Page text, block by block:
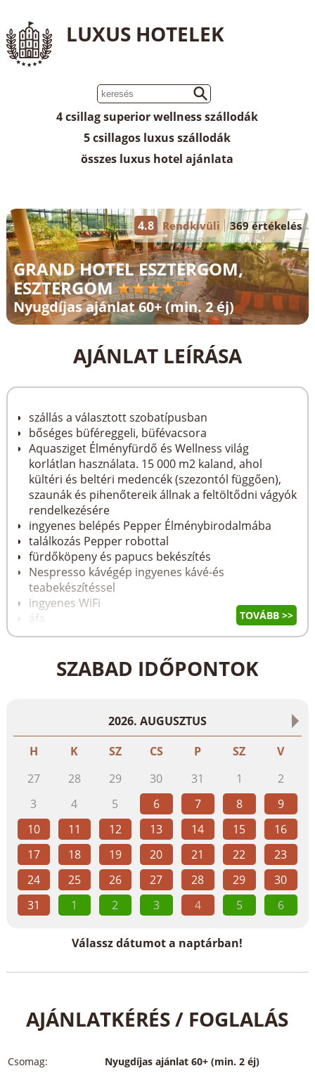
LUXUS HOTELEK
4 csillag superior wellness szállodák
5 csillagos luxus szállodák
összes luxus hotel ajánlata
GRAND HOTEL ESZTERGOM,
ESZTERGOM
Nyugdíjas ajánlat 60+ (min. 2 éj)
4.8 Rendkívüli 369 értékelés
AJÁNLAT LEÍRÁSA
szállás a választott szobatípusban
bőséges büféreggeli, büfévacsora
Aquasziget Élményfürdő és Wellness világ
korlátlan használata. 15 000 m2 kaland, ahol
kültéri és beltéri medencék (szezontól függően),
szaunák és pihenőtereik állnak a feltöltődni vágyók
rendelkezésére
ingyenes belépés Pepper Élménybirodalmába
találkozás Pepper robottal
fürdőköpeny és papucs bekészítés
Nespresso kávégép ingyenes kávé-és
teabekészítéssel
ingyenes WiFi
áfa
ingyenes parkolás zárt garázsban
TOVÁBB >>
SZABAD IDŐPONTOK
2026. AUGUSZTUS
H
K SZ CS P SZ
V
27
28 29 30 31 1
2
3
4 5 6 7 8
9
10
11 12 13 14 15
16
17
18 19 20 21 22
23
24
25 26 27 28 29
30
31
1 2 3 4 5 6
Válassz dátumot a naptárban!
AJÁNLATKÉRÉS / FOGLALÁS
Csomag:
Nyugdíjas ajánlat 60+ (min. 2 éj)